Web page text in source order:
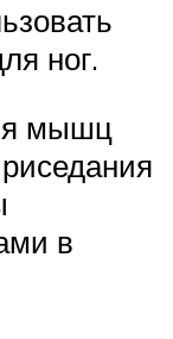
ног.
мышц
в